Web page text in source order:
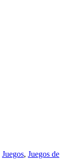
Juegos, Juegos de